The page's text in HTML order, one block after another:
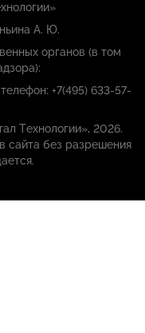
А. Ю.
органов (в том
+7(495) 633-57-
Технологии», 2026.
сайта без разрешения